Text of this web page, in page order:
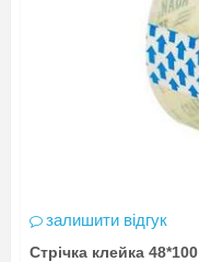
залишити відгук
Стрічка клейка 48*100